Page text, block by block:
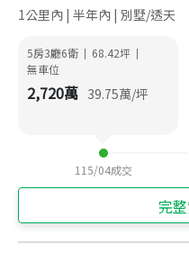
1公里內 | 半年內 | 別墅/透天
5房3廳6衛 | 68.42坪 |
無車位
2,720萬 39.75萬/坪
115/04成交
完